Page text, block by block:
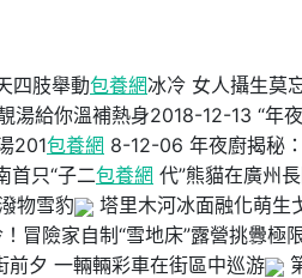
四肢舉動包養網冰冷 女人攝生莫
湯給你溫補熱身2018-12-13 “年
201包養網 8-12-06 年夜廚揭秘
首只“子二包養網 代”熊貓在廣州
物雪豹
塔里木河冰面融化萌生
冒險家自制“雪地床”露營挑釁極
前夕 一輛輛彩車在街區中巡游